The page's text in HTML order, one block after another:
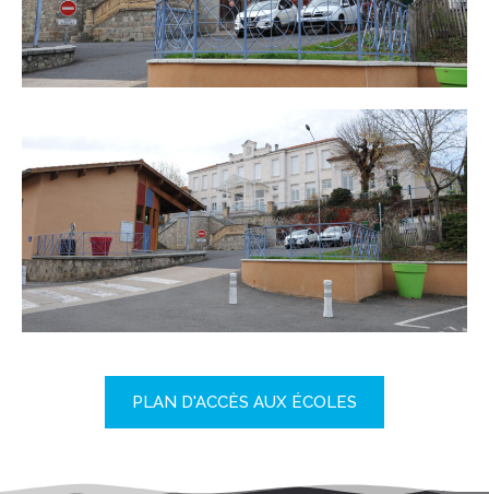
PLAN D'ACCÈS AUX ÉCOLES